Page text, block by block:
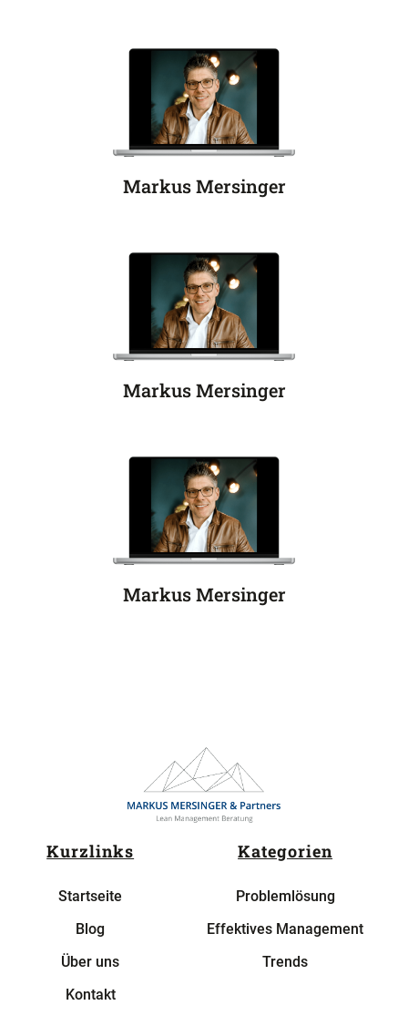
Markus Mersinger
Markus Mersinger
Markus Mersinger
Kurzlinks
Startseite
Blog
Über uns
Kontakt
Kategorien
Problemlösung
Effektives Management
Trends